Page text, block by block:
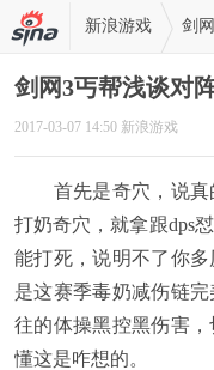
新浪游戏 剑
剑网3丐帮浅谈对
2017-03-07 14:50 新浪游戏
首先是奇穴，说真
打奶奇穴，就拿跟dps
能打死，说明不了你
是这赛季毒奶减伤链
往的体操黑控黑伤害
懂这是咋想的。